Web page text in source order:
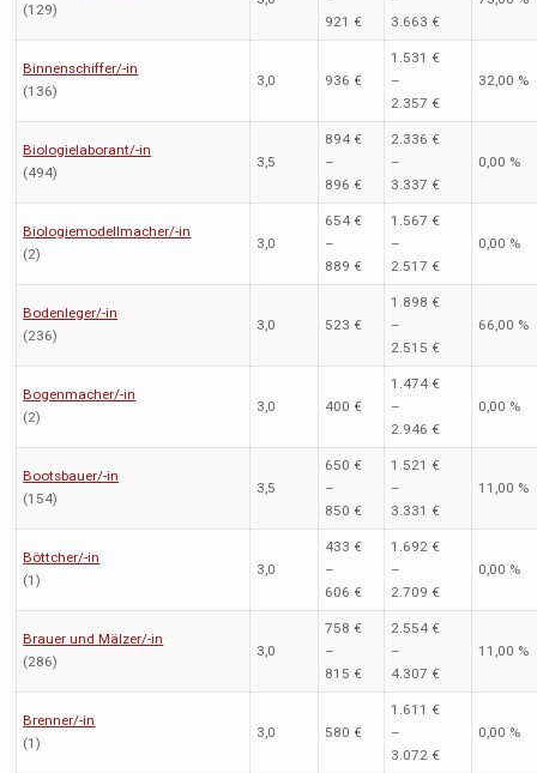
(129)
921 €
3.663 €
Binnenschiffer/-in
(136)
3,0 936 €
1.531 €
–
2.357 €
32,00 %
Biologielaborant/-in
(494)
3,5
894 €
–
896 €
2.336 €
–
3.337 €
0,00 %
Biologiemodellmacher/-in
(2)
3,0
654 €
–
889 €
1.567 €
–
2.517 €
0,00 %
Bodenleger/-in
(236)
3,0 523 €
1.898 €
–
2.515 €
66,00 %
Bogenmacher/-in
(2)
3,0 400 €
1.474 €
–
2.946 €
0,00 %
Bootsbauer/-in
(154)
3,5
650 €
–
850 €
1.521 €
–
3.331 €
11,00 %
Böttcher/-in
(1)
3,0
433 €
–
606 €
1.692 €
–
2.709 €
0,00 %
Brauer und Mälzer/-in
(286)
3,0
758 €
–
815 €
2.554 €
–
4.307 €
11,00 %
Brenner/-in
(1)
3,0 580 €
1.611 €
–
3.072 €
0,00 %